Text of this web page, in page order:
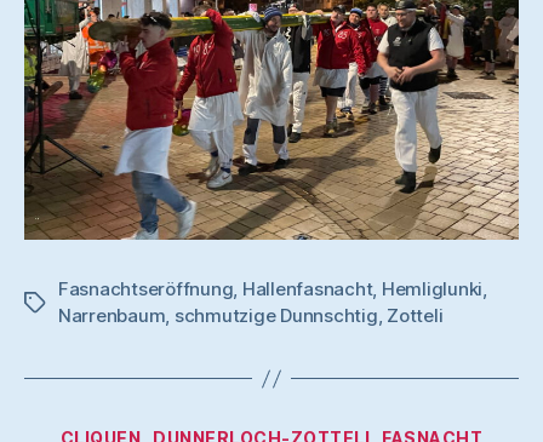
Schlagwörter
Fasnachtseröffnung, Hallenfasnacht, Hemliglunki,
Narrenbaum, schmutzige Dunnschtig, Zotteli
Kategorien